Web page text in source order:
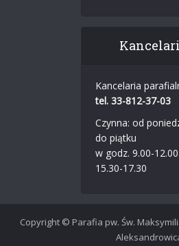
Kancelaria
tel. 33-812-37-03
Czynna: od
do piątku
w godz. 9.00-
15.30-17.30
Copyright © Parafia pw. Św.